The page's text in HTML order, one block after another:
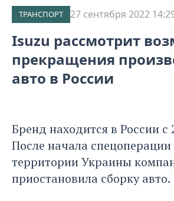
ТРАНСПОРТ 27 сентября 2022
Isuzu рассмотрит
прекращения
авто в России
Бренд находится в России с
После начала спецоперации
территории Украины
приостановила сборку авто.